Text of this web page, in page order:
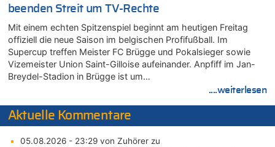
beenden Streit um TV-Rechte
Mit einem echten Spitzenspiel beginnt am heutigen Freitag
offiziell die neue Saison im belgischen Profifußball. Im
Supercup treffen Meister FC Brügge und Pokalsieger sowie
Vizemeister Union Saint-Gilloise aufeinander. Anpfiff im Jan-
Breydel-Stadion in Brügge ist um…
....weiterlesen
Aktuelle Kommentare
05.08.2026 - 23:29 von Zuhörer zu